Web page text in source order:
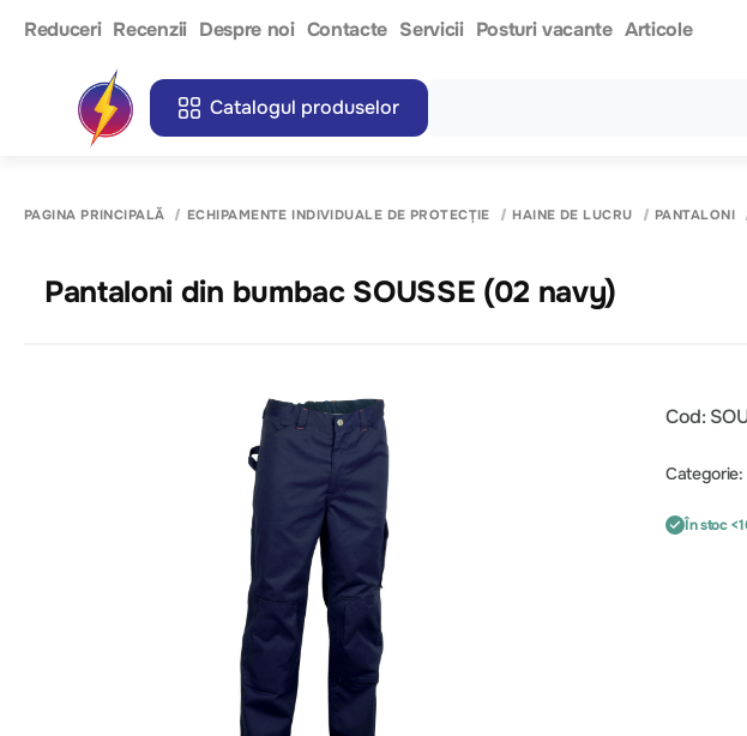
Reduceri Recenzii Despre noi Contacte Servicii Posturi vacante Articole
Catalogul produselor
PAGINA PRINCIPALĂ ECHIPAMENTE INDIVIDUALE DE PROTECȚIE HAINE DE LUCRU PANTALONI
Pantaloni din bumbac SOUSSE (02 navy)
Cod:
Categorie:
În stoc